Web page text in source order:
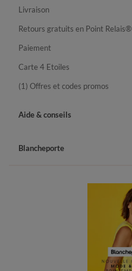
Livraison
Retours gratuits en Point Relais®
Paiement
Carte 4 Etoiles
(1) Offres et codes promos
Aide & conseils
Blancheporte